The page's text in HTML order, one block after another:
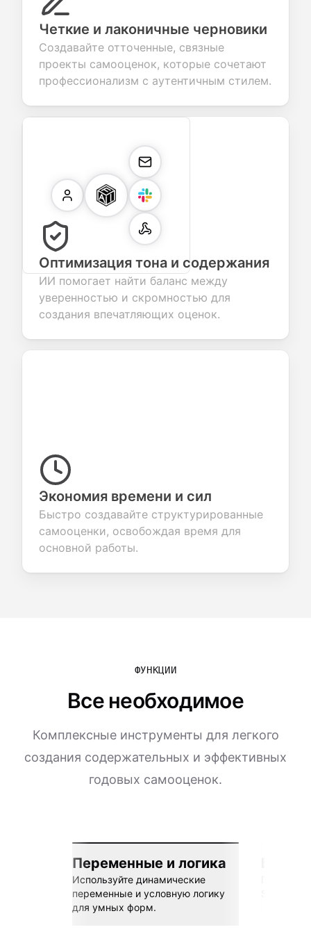
Четкие и лаконичные черновики
Создавайте отточенные, связные
проекты самооценок, которые сочетают
профессионализм с аутентичным стилем.
Оптимизация тона и содержания
ИИ помогает найти баланс между
уверенностью и скромностью для
создания впечатляющих оценок.
Экономия времени и сил
Быстро создавайте структурированные
самооценки, освобождая время для
основной работы.
ФУНКЦИИ
Все необходимое
Комплексные инструменты для легкого
создания содержательных и эффективных
годовых самооценок.
Переменные и логика
Используйте динамические
переменные и условную логику
для умных форм.